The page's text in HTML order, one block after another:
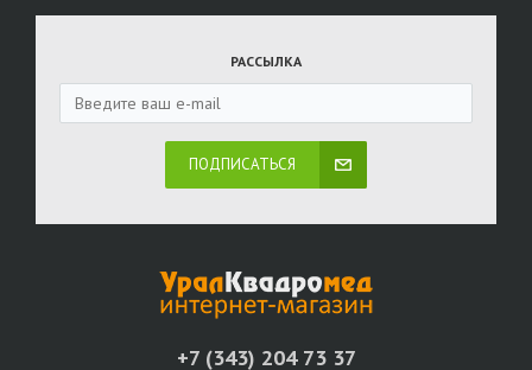
РАССЫЛКА
ПОДПИСАТЬСЯ
+7 (343) 204 73 37